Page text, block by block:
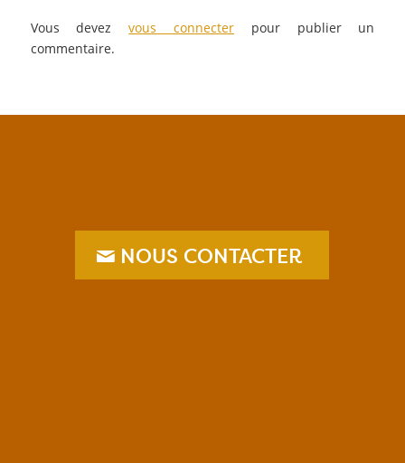
Vous devezvous connecter pour publier un
commentaire.
NOUS CONTACTER